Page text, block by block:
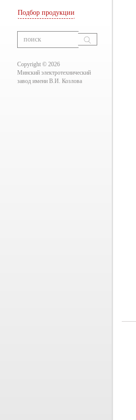
Подбор продукции
Copyright © 2026
Минский электротехнический
завод имени В.И. Козлова